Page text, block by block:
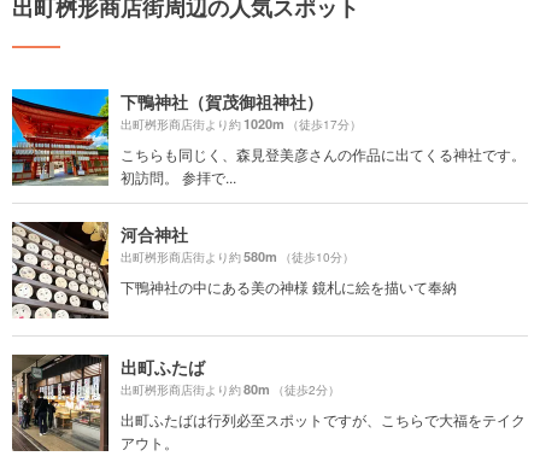
出町桝形商店街周辺の人気スポット
下鴨神社（賀茂御祖神社）
出町桝形商店街より約1020m （徒歩17分）
こちらも同じく、森見登美彦さんの作品に出てくる神社です。
初訪問。 参拝で...
河合神社
出町桝形商店街より約580m （徒歩10分）
下鴨神社の中にある美の神様 鏡札に絵を描いて奉納
出町ふたば
出町桝形商店街より約80m （徒歩2分）
出町ふたばは行列必至スポットですが、こちらで大福をテイク
アウト。